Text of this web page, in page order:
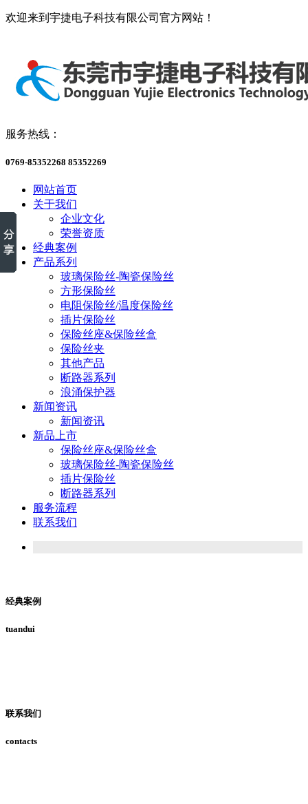
欢迎来到宇捷电子科技有限公司官方网站！
服务热线：
0769-85352268 85352269
网站首页
关于我们
企业文化
荣誉资质
经典案例
产品系列
玻璃保险丝-陶瓷保险丝
方形保险丝
电阻保险丝/温度保险丝
插片保险丝
保险丝座&保险丝盒
保险丝夹
其他产品
断路器系列
浪涌保护器
新闻资讯
新闻资讯
新品上市
保险丝座&保险丝盒
玻璃保险丝-陶瓷保险丝
插片保险丝
断路器系列
服务流程
联系我们
经典案例
tuandui
联系我们
contacts